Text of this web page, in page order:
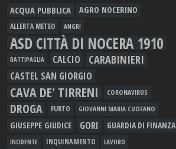
ACQUA PUBBLICA AGRO NOCERINO
ALLERTA METEO ANGRI
ASD CITTÀ DI NOCERA 1910
BATTIPAGLIA CALCIO CARABINIERI
CASTEL SAN GIORGIO
CAVA DE' TIRRENI CORONAVIRUS
DROGA FURTO GIOVANNI MARIA CUOFANO
GIUSEPPE GIUDICE GORI GUARDIA DI FINANZA
INCIDENTE INQUINAMENTO LAVORO